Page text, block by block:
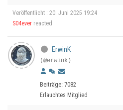
Veröffentlicht : 20. Juni 2025 19:24
S04ever reacted
ErwinK
(@erwink)
Beiträge: 7082
Erlauchtes Mitglied